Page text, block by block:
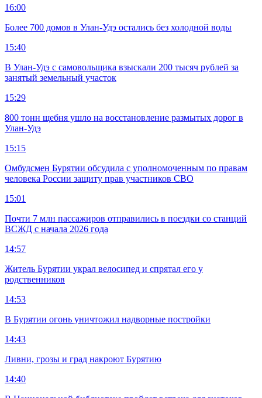
16:00
Более 700 домов в Улан-Удэ остались без холодной воды
15:40
В Улан-Удэ с самовольщика взыскали 200 тысяч рублей за
занятый земельный участок
15:29
800 тонн щебня ушло на восстановление размытых дорог в
Улан-Удэ
15:15
Омбудсмен Бурятии обсудила с уполномоченным по правам
человека России защиту прав участников СВО
15:01
Почти 7 млн пассажиров отправились в поездки со станций
ВСЖД с начала 2026 года
14:57
Житель Бурятии украл велосипед и спрятал его у
родственников
14:53
В Бурятии огонь уничтожил надворные постройки
14:43
Ливни, грозы и град накроют Бурятию
14:40